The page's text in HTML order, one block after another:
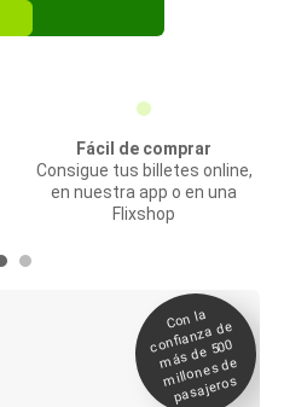
Fácil de comprar
Consigue tus billetes online,
en nuestra app o en una
Flixshop
Con la
confianza de
más de 500
millones de
pasajeros